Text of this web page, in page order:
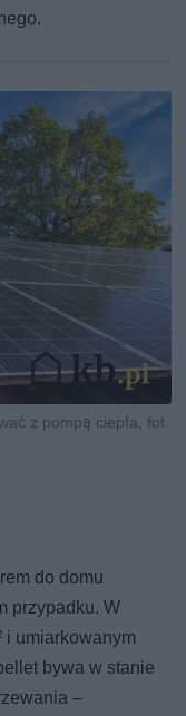
z pompą ciepła, fot.
do domu
przypadku. W
i umiarkowanym
bywa w stanie
–